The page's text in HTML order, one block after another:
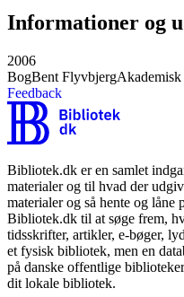
Informationer og
2006
BogBent Flyvbjerg
Feedback
Bibliotek.dk er en samlet
materialer og til hvad der
materialer og så hente og
Bibliotek.dk til at søge frem,
tidsskrifter, artikler, e-bøger,
et fysisk bibliotek, men en
på danske offentlige
dit lokale bibliotek.